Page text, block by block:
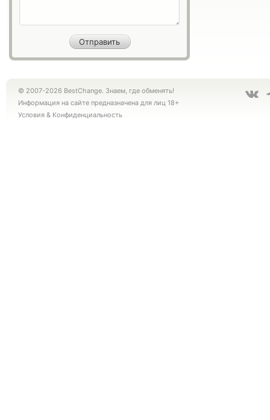
© 2007-2026 BestChange. Знаем, где обменять!
Информация на сайте предназначена для лиц 18+
Условия & Конфиденциальность